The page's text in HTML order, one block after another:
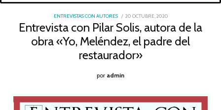
ENTREVISTAS CON AUTORES
POSTED
ON
20 OCTUBRE, 2020
Entrevista con Pilar Solis, autora de la
obra «Yo, Meléndez, el padre del
restaurador»
por admin